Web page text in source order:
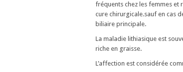
fréquents chez les femmes et
cure chirurgicale.sauf en cas
biliaire principale.
La maladie lithiasique est
riche en graisse.
L’affection est considérée